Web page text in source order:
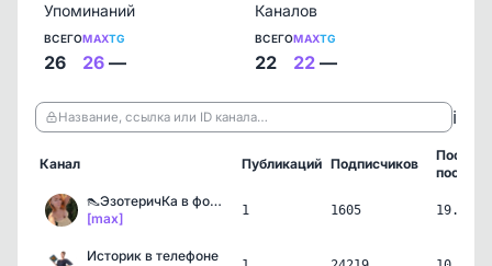
Упоминаний
ВСЕГО
26
MAX
26
TG
—
Каналов
ВСЕГО
22
MAX
22
TG
—
Название, ссылка или ID канала… ℹ️
Канал Публикаций Подписчиков
пост
👠ЭзотеричКа в фокусе📸
[max]
1 1605
Историк в телефоне